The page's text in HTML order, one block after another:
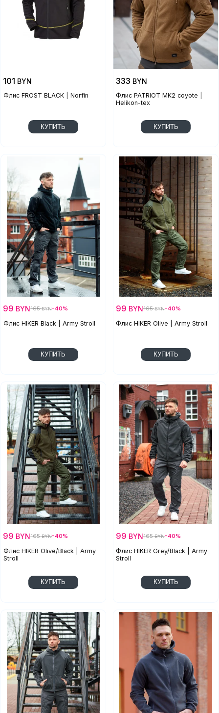
Флис FROST BLACK | Norfin
101 BYN
КУПИТЬ
Флис PATRIOT MK2 coyote |
Helikon-tex
333 BYN
КУПИТЬ
Флис HIKER Black | Army Stroll
99 BYN165BYN-40%
КУПИТЬ
Флис HIKER Olive | Army Stroll
99 BYN165BYN-40%
КУПИТЬ
Флис HIKER Olive/Black | Army
Stroll
99 BYN165BYN-40%
КУПИТЬ
Флис HIKER Grey/Black | Army
Stroll
99 BYN165BYN-40%
КУПИТЬ